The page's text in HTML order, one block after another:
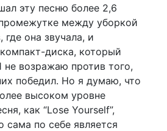
эту песню более 2,6
между уборкой
где она звучала, и
диска, который
не возражаю против того,
победил. Но я думаю, что
высоком уровне
как “Lose Yourself”,
сама по себе является